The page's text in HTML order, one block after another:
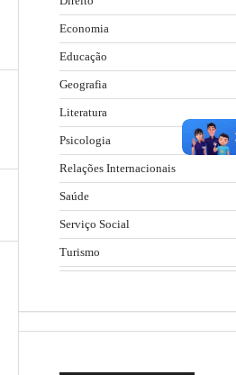
Economia
Educação
Geografia
Literatura
Psicologia
Relações Internacionais
Saúde
Serviço Social
Turismo